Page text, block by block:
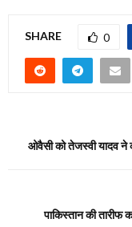
SHARE 0
ओवैसी को तेजस्‍वी यादव ने
पाकिस्तान की